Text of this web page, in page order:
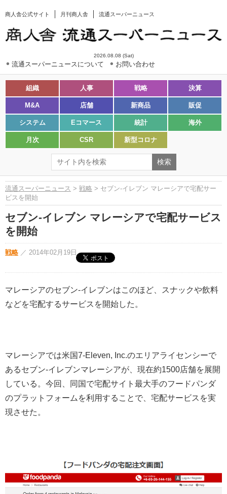
商人舎公式サイト 月刊商人舎 流通スーパーニュース
2026.08.08 (Sat)
流通スーパーニュースについて お問い合わせ
組織 人事 戦略 決算
M&A 店舗 新商品 販促
システム Eコマース 統計 海外
月次 CSR 新型コロナ
流通スーパーニュース > 戦略 > セブン-イレブン マレーシアで宅配サー
ビスを開始
セブン-イレブン マレーシアで宅配サービス
を開始
戦略 ／ 2014年02月19日
マレーシアのセブン-イレブンはこのほど、スナックや飲料
などを宅配するサービスを開始した。
マレーシアでは米国7-Eleven, Inc.のエリアライセンシーで
あるセブン-イレブンマレーシアが、現在約1500店舗を展開
している。今回、同国で宅配サイト最大手のフードパンダ
のプラットフォームを利用することで、宅配サービスを実
現させた。